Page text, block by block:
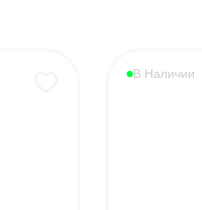
В Наличии